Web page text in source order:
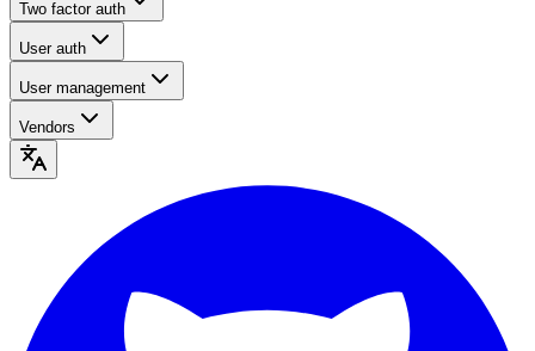
Two factor auth
User auth
User management
Vendors